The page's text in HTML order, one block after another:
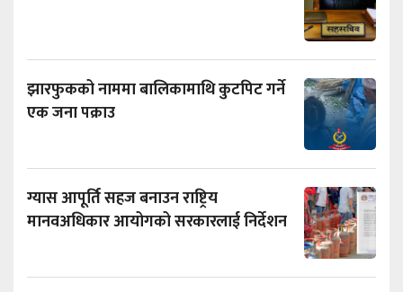
झारफुकको नाममा बालिकामाथि कुटपिट गर्ने
एक जना पक्राउ
ग्यास आपूर्ति सहज बनाउन राष्ट्रिय
मानवअधिकार आयोगको सरकारलाई निर्देशन